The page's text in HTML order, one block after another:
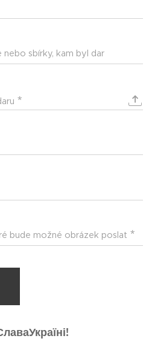
nebo sbírky, kam byl dar
bude možné obrázek poslat
💙💛